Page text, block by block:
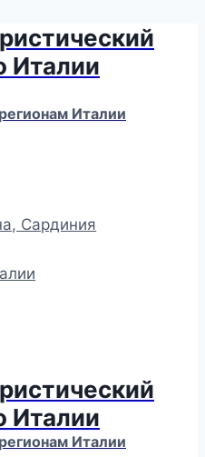
Италии
Италии
Сардиния
Италии
Италии